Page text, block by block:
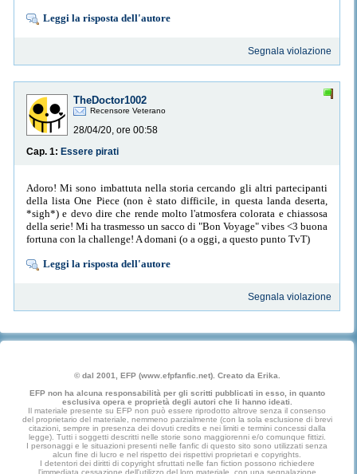
Leggi la risposta dell'autore
Segnala violazione
TheDoctor1002
Recensore Veterano
28/04/20, ore 00:58
Cap. 1: Essere pirati
Adoro! Mi sono imbattuta nella storia cercando gli altri partecipanti
della lista One Piece (non è stato difficile, in questa landa deserta,
*sigh*) e devo dire che rende molto l'atmosfera colorata e chiassosa
della serie! Mi ha trasmesso un sacco di "Bon Voyage" vibes <3 buona
fortuna con la challenge! A domani (o a oggi, a questo punto TvT)
Leggi la risposta dell'autore
Segnala violazione
© dal 2001, EFP (www.efpfanfic.net). Creato da Erika.
EFP non ha alcuna responsabilità per gli scritti pubblicati in esso, in quanto
esclusiva opera e proprietà degli autori che li hanno ideati.
Il materiale presente su EFP non può essere riprodotto altrove senza il consenso
del proprietario del materiale, nemmeno parzialmente (con la sola esclusione di brevi
citazioni, sempre in presenza dei dovuti credits e nei limiti e termini concessi dalla
legge). Tutti i soggetti descritti nelle storie sono maggiorenni e/o comunque fittizi.
I personaggi e le situazioni presenti nelle fanfic di questo sito sono utilizzati senza
alcun fine di lucro e nel rispetto dei rispettivi proprietari e copyrights.
I detentori dei diritti di copyright sfruttati nelle fan fiction possono richiedere